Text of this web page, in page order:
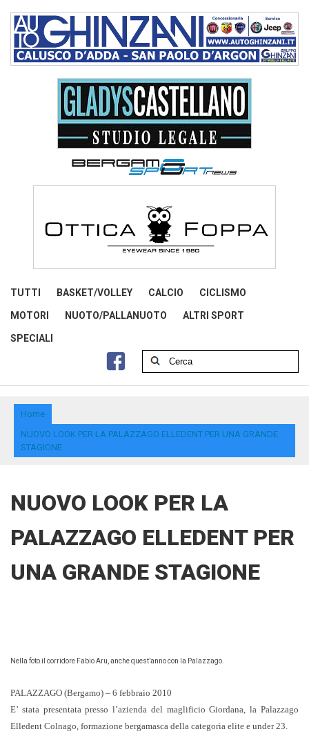
TUTTI BASKET/VOLLEY CALCIO CICLISMO
MOTORI NUOTO/PALLANUOTO ALTRI SPORT
SPECIALI
Home
NUOVO LOOK PER LA PALAZZAGO ELLEDENT PER UNA GRANDE
STAGIONE
NUOVO LOOK PER LA
PALAZZAGO ELLEDENT PER
UNA GRANDE STAGIONE
Nella foto il corridore Fabio Aru, anche quest’anno con la Palazzago.
PALAZZAGO (Bergamo) – 6 febbraio 2010
E’ stata presentata presso l’azienda del maglificio Giordana,la Palazzago
Elledent Colnago, formazione bergamasca della categoria elite e under 23.